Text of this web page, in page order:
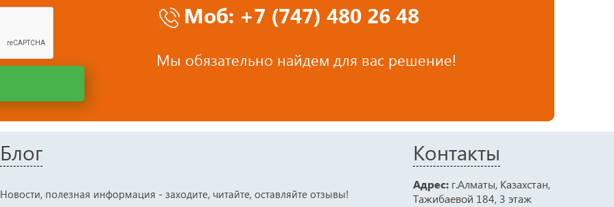
Моб: +7 (747) 480 26 48
Мы обязательно найдем для вас решение!
Блог
Новости, полезная информация - заходите, читайте, оставляйте отзывы!
Контакты
Адрес: г.Алматы, Казахстан,
Тажибаевой 184, 3 этаж